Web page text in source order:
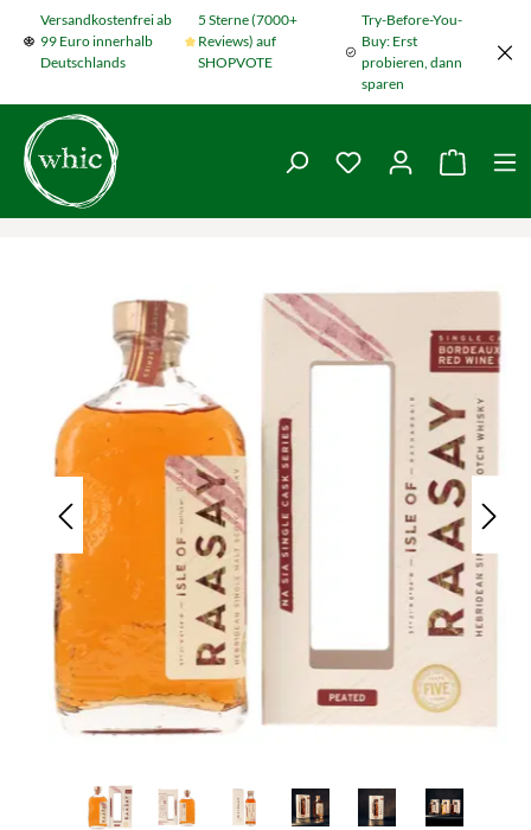
Zum Hauptinhalt springen
Versandkostenfrei ab
99 Euro innerhalb
Deutschlands
5 Sterne (7000+
Reviews) auf
SHOPVOTE
Try-Before-You-
Buy: Erst
probieren, dann
sparen
Du hast 0
Bildergalerie überspringen